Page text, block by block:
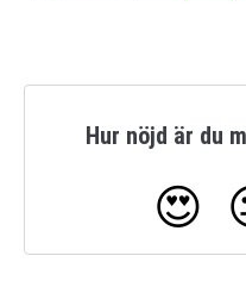
Hur nöjd är du
😍